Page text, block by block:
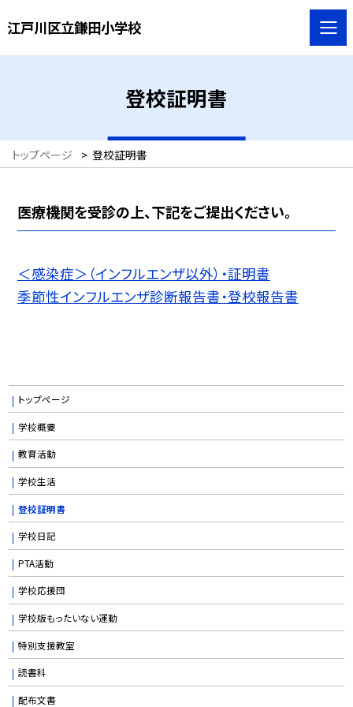
江戸川区立鎌田小学校
登校証明書
トップページ > 登校証明書
医療機関を受診の上、下記をご提出ください。
＜感染症＞（インフルエンザ以外）・証明書
季節性インフルエンザ診断報告書・登校報告書
トップページ
学校概要
教育活動
学校生活
登校証明書
学校日記
PTA活動
学校応援団
学校版もったいない運動
特別支援教室
読書科
配布文書